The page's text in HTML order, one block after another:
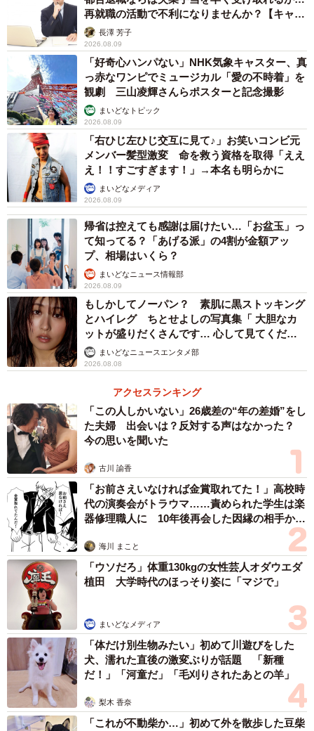
再就職の活動で不利になりませんか？【キャリ
アカウンセラーが解説】
長澤 芳子
2026.08.09
「好奇心ハンパない」NHK気象キャスター、真
っ赤なワンピでミュージカル「愛の不時着」を
観劇 三山凌輝さんらポスターと記念撮影
まいどなトピック
2026.08.09
「右ひじ左ひじ交互に見て♪」お笑いコンビ元
メンバー髪型激変 命を救う資格を取得「ええ
え！！すごすぎます！」→本名も明らかに
まいどなメディア
2026.08.09
帰省は控えても感謝は届けたい…「お盆玉」っ
て知ってる？「あげる派」の4割が金額アッ
プ、相場はいくら？
まいどなニュース情報部
2026.08.09
もしかしてノーパン？ 素肌に黒ストッキング
とハイレグ ちとせよしの写真集「 大胆なカ
ットが盛りだくさんです… 心して見てくださ
い」まいどなニュースエンタメ部
2026.08.08
アクセスランキング
「この人しかいない」26歳差の“年の差婚”をし
た夫婦 出会いは？反対する声はなかった？
今の思いを聞いた
古川 諭香
「お前さえいなければ金賞取れてた！」高校時
代の演奏会がトラウマ……責められた学生は楽
器修理職人に 10年後再会した因縁の相手から
海川 まこと
「ウソだろ」体重130kgの女性芸人オダウエダ
植田 大学時代のほっそり姿に「マジで」
まいどなメディア
「体だけ別生物みたい」初めて川遊びをした
犬、濡れた直後の激変ぶりが話題 「新種
だ！」「河童だ」「毛刈りされたあとの羊」
梨木 香奈
「これが不動柴か…」初めて外を散歩した豆柴